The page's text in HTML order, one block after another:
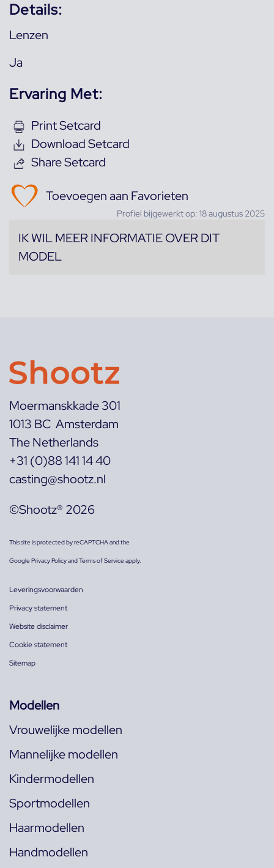
Details:
Lenzen
Ja
Ervaring Met:
Print Setcard
Download Setcard
Share Setcard
Toevoegen aan Favorieten
Profiel bijgewerkt op: 18 augustus 2025
IK WIL MEER INFORMATIE OVER DIT
MODEL
Moermanskkade 301
1013 BC Amsterdam
The Netherlands
+31 (0)88 141 14 40
casting@shootz.nl
©Shootz® 2026
This site is protected by reCAPTCHA and the
GooglePrivacy PolicyandTerms of Serviceapply.
Leveringsvoorwaarden
Privacy statement
Website disclaimer
Cookie statement
Sitemap
Modellen
Vrouwelijke modellen
Mannelijke modellen
Kindermodellen
Sportmodellen
Haarmodellen
Handmodellen